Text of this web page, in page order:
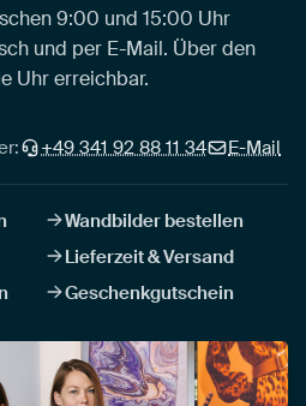
9:00 und 15:00 Uhr
und per E-Mail. Über den
Uhr erreichbar.
+49 341 92 88 11 34 E-Mail
Wandbilder bestellen
Lieferzeit & Versand
Geschenkgutschein